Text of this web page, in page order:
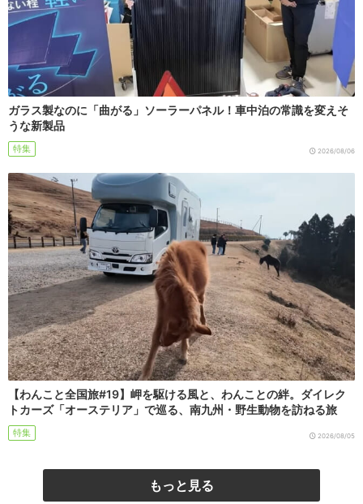
ガラス製なのに「曲がる」ソーラーパネル！車中泊の常識を変えそ
うな新製品
特集 2026/08/06
【わんこと全国旅#19】岬を駆ける風と、わんことの絆。ダイレク
トカーズ「オーステリア」で巡る、南九州・野生動物を訪ねる旅
特集 2026/08/05
もっと見る